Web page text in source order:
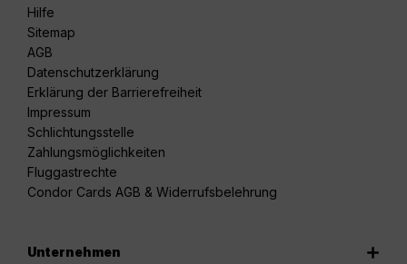
Hilfe
Sitemap
AGB
Datenschutzerklärung
Erklärung der Barrierefreiheit
Impressum
Schlichtungsstelle
Zahlungsmöglichkeiten
Fluggastrechte
Condor Cards AGB & Widerrufsbelehrung
Unternehmen